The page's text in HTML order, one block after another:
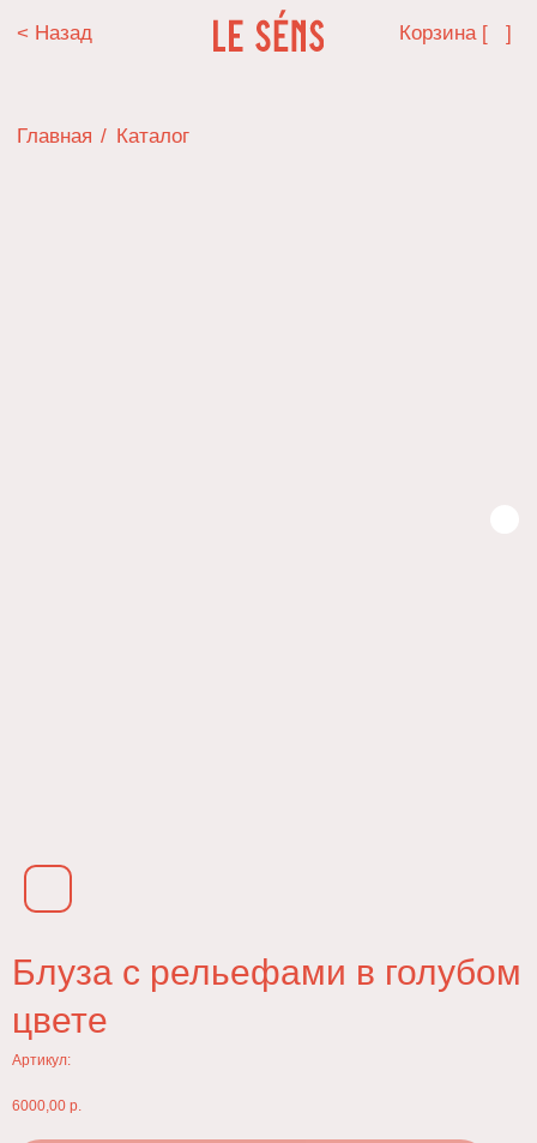
< Назад Корзина [ ]
Блуза с рельефами в голубом
цвете
Артикул:
6000,00 р.